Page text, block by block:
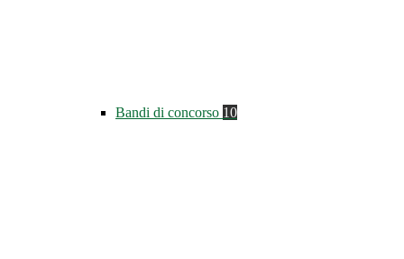
Bandi di concorso 10